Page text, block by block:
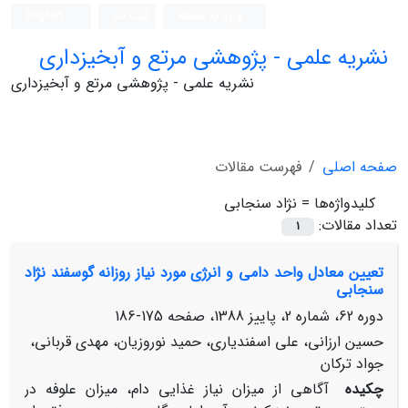
نشریه علمی - پژوهشی مرتع و آبخیزداری
نشریه علمی - پژوهشی مرتع و آبخیزداری
صفحه اصلی
فهرست مقالات
کلیدواژه‌ها = نژاد سنجابی
تعداد مقالات:
1
تعیین معادل واحد دامی و انرژی مورد نیاز روزانه گوسفند نژاد
سنجابی
دوره 62، شماره 2، پاییز 1388، صفحه
175-186
حسین ارزانی، علی اسفندیاری، حمید نوروزیان، مهدی قربانی،
جواد ترکان
چکیده
آگاهی از میزان نیاز غذایی دام، میزان علوفه در